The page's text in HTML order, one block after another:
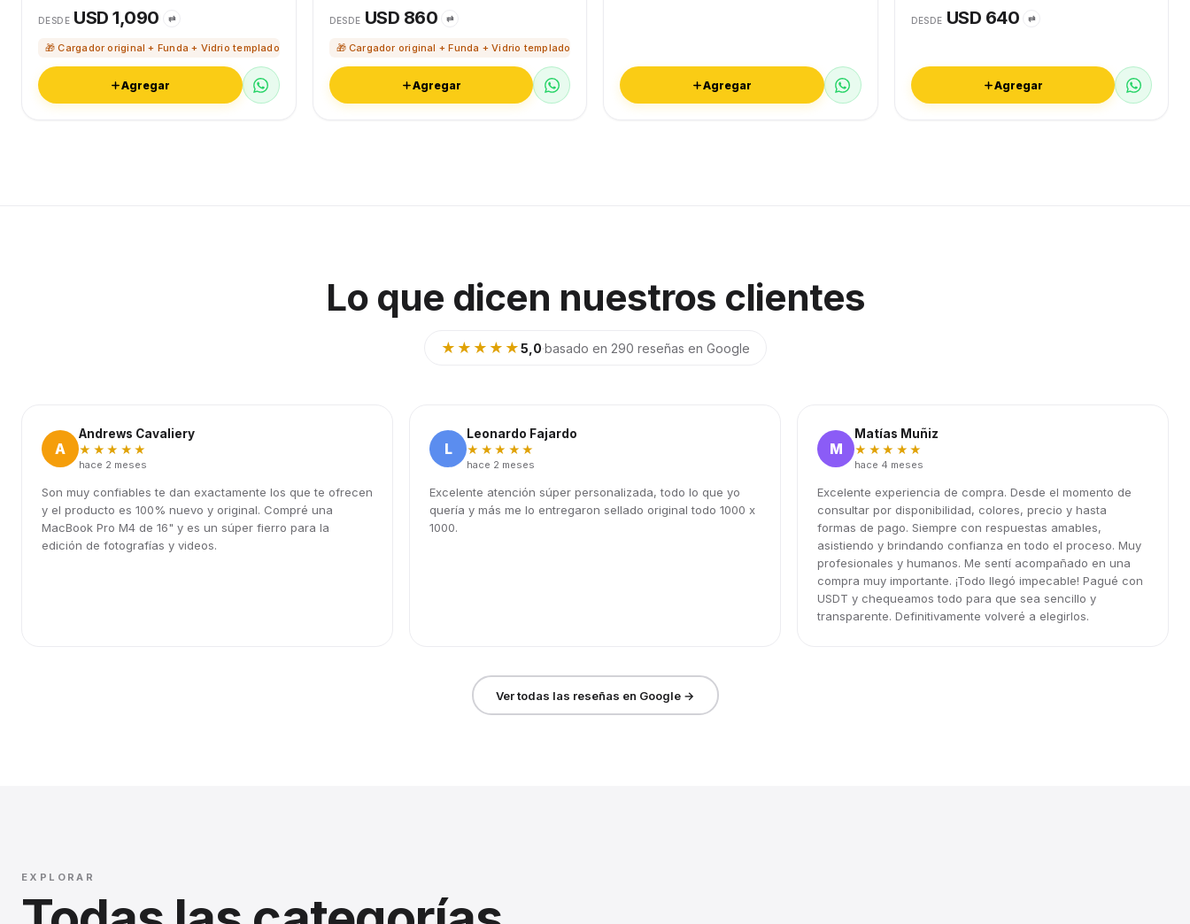
DESDE USD 1,090 ⇄
🎁 Cargador original + Funda + Vidrio templado
Agregar
DESDE USD 860 ⇄
🎁 Cargador original + Funda + Vidrio templado
Agregar Agregar
DESDE USD 640 ⇄
Agregar
Lo que dicen nuestros clientes
★★★★★5,0·basado en 290 reseñas en Google
A
Andrews Cavaliery
★★★★★
hace 2 meses
Son muy confiables te dan exactamente los que te ofrecen
y el producto es 100% nuevo y original. Compré una
MacBook Pro M4 de 16" y es un súper fierro para la
edición de fotografías y videos.
L
Leonardo Fajardo
★★★★★
hace 2 meses
Excelente atención súper personalizada, todo lo que yo
quería y más me lo entregaron sellado original todo 1000 x
1000.
M
Matías Muñiz
★★★★★
hace 4 meses
Excelente experiencia de compra. Desde el momento de
consultar por disponibilidad, colores, precio y hasta
formas de pago. Siempre con respuestas amables,
asistiendo y brindando confianza en todo el proceso. Muy
profesionales y humanos. Me sentí acompañado en una
compra muy importante. ¡Todo llegó impecable! Pagué con
USDT y chequeamos todo para que sea sencillo y
transparente. Definitivamente volveré a elegirlos.
Ver todas las reseñas en Google →
EXPLORAR